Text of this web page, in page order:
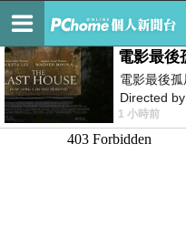
最新文章
電影最後
Directed
Robinson
1 小時前